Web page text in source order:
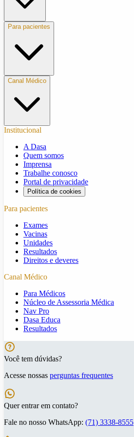
Para pacientes
Canal Médico
Institucional
A Dasa
Quem somos
Imprensa
Trabalhe conosco
Portal de privacidade
Política de cookies
Para pacientes
Exames
Vacinas
Unidades
Resultados
Direitos e deveres
Canal Médico
Para Médicos
Núcleo de Assessoria Médica
Nav Pro
Dasa Educa
Resultados
Você tem dúvidas?
Acesse nossas perguntas frequentes
Quer entrar em contato?
Fale no nosso WhatsApp: (71) 3338-8555